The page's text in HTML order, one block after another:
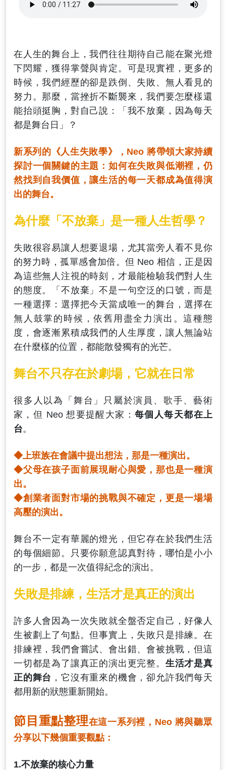
在人生的舞台上，我們往往期待自己能在聚光燈
下閃耀，獲得掌聲與肯定。可是現實裡，更多的
時候，我們經歷的卻是跌倒、失敗、無人看見的
努力。那麼，當挫折不斷襲來，我們要怎麼樣還
能抬頭挺胸，對自己說：「我不放棄，因為每天
都是舞台日」？
新系列的《人生失敗學》，Neo 將帶領大家持續
探討一個關鍵的主題：如何在失敗與低潮裡，仍
然找到自我價值，讓生活的每一天都成為值得演
出的舞台。
為什麼「不放棄」是一種人生哲學？
失敗很容易讓人想要退場，尤其當旁人看不見你
的努力時，孤單感會加倍。但 Neo 相信，正是因
為這些無人注視的時刻，才最能檢驗我們對人生
的態度。「不放棄」不是一句空泛的口號，而是
一種選擇：選擇把今天當成唯一的舞台，選擇在
無人鼓掌的時候，依舊用盡全力演出。這種態
度，會逐漸累積成我們的人生厚度，讓人無論站
在什麼樣的位置，都能散發獨有的光芒。
舞台不只存在於劇場，它就在日常
很多人以為「舞台」只屬於演員、歌手、藝術
家，但 Neo 想要提醒大家：每個人每天都在上
台。
◆上班族在會議中提出想法，那是一種演出。
◆父母在孩子面前展現耐心與愛，那也是一種演
出。
◆創業者面對市場的挑戰與不確定，更是一場場
高壓的演出。
舞台不一定有華麗的燈光，但它存在於我們生活
的每個細節。只要你願意認真對待，哪怕是小小
的一步，都是一次值得紀念的演出。
失敗是排練，生活才是真正的演出
許多人會因為一次失敗就全盤否定自己，好像人
生被劃上了句點。但事實上，失敗只是排練。在
排練裡，我們會嘗試、會出錯、會被挑戰，但這
一切都是為了讓真正的演出更完整。 生活才是真
正的舞台 ，它沒有重來的機會，卻允許我們每天
都用新的狀態重新開始。
節目重點整理在這一系列裡，Neo 將與聽眾
分享以下幾個重要觀點：
1.不放棄的核心力量